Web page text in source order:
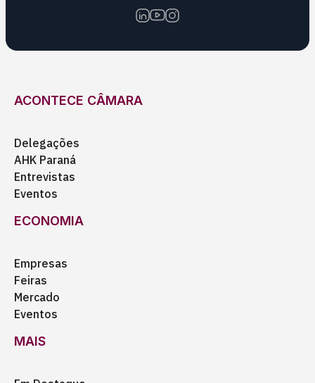
ACONTECE CÂMARA
Delegações
AHK Paraná
Entrevistas
Eventos
ECONOMIA
Empresas
Feiras
Mercado
Eventos
MAIS